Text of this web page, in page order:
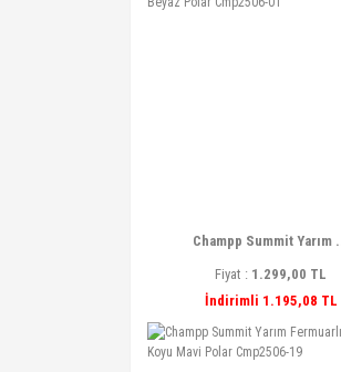
Champp Summit Yarım
Fiyat : 1.299,00 TL
İndirimli 1.195,08 TL